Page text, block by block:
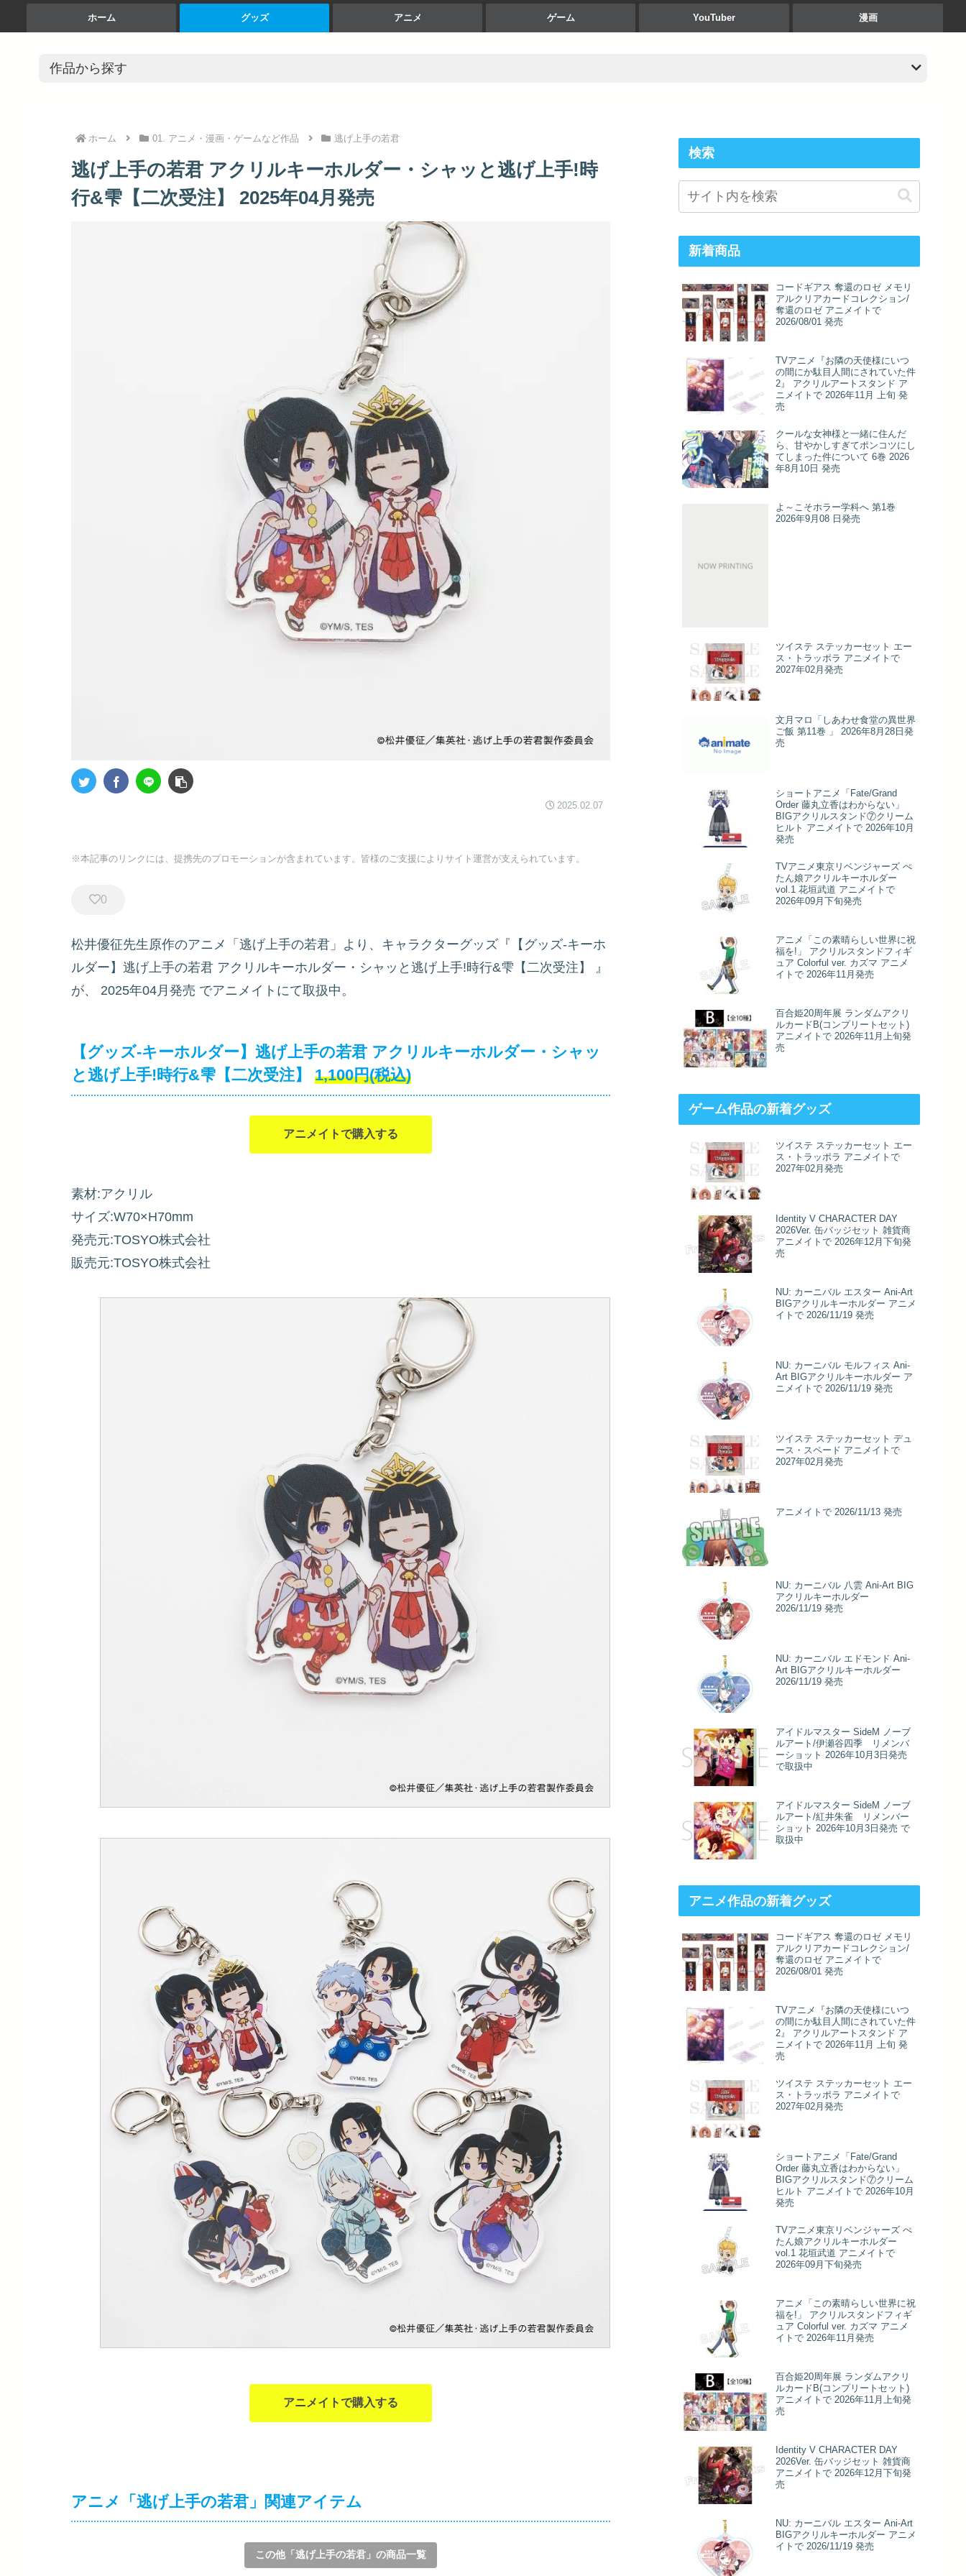
ホーム グッズ アニメ ゲーム YouTuber 漫画
ホーム 01. アニメ・漫画・ゲームなど作品 逃げ上手の若君
逃げ上手の若君 アクリルキーホルダー・シャッと逃げ上手!時
行&雫【二次受注】 2025年04月発売
2025.02.07
※本記事のリンクには、提携先のプロモーションが含まれています。皆様のご支援によりサイト運営が支えられています。
0
松井優征先生原作のアニメ「逃げ上手の若君」より、キャラクターグッズ『【グッズ-キーホ
ルダー】逃げ上手の若君 アクリルキーホルダー・シャッと逃げ上手!時行&雫【二次受注】
』
が、
2025年04月発売 でアニメイトにて取扱中。
【グッズ-キーホルダー】逃げ上手の若君 アクリルキーホルダー・シャッ
と逃げ上手!時行&雫【二次受注】
1,100円(税込)
アニメイトで購入する
素材:アクリル
サイズ:W70×H70mm
発売元:TOSYO株式会社
販売元:TOSYO株式会社
アニメイトで購入する
アニメ「逃げ上手の若君」関連アイテム
この他「逃げ上手の若君」の商品一覧
検索
新着商品
コードギアス 奪還のロゼ メモリ
アルクリアカードコレクション/
奪還のロゼ アニメイトで
2026/08/01 発売
TVアニメ『お隣の天使様にいつ
の間にか駄目人間にされていた件
2』 アクリルアートスタンド ア
ニメイトで 2026年11月 上旬 発
売
クールな女神様と一緒に住んだ
ら、甘やかしすぎてポンコツにし
てしまった件について 6巻 2026
年8月10日 発売
よ～こそホラー学科へ 第1巻
2026年9月08 日発売
ツイステ ステッカーセット エー
ス・トラッポラ アニメイトで
2027年02月発売
文月マロ「しあわせ食堂の異世界
ご飯 第11巻 」 2026年8月28日発
売
ショートアニメ「Fate/Grand
Order 藤丸立香はわからない」
BIGアクリルスタンド⑦クリーム
ヒルト アニメイトで 2026年10月
発売
TVアニメ東京リベンジャーズ ぺ
たん娘アクリルキーホルダー
vol.1 花垣武道 アニメイトで
2026年09月下旬発売
アニメ「この素晴らしい世界に祝
福を!」 アクリルスタンドフィギ
ュア Colorful ver. カズマ アニメ
イトで 2026年11月発売
百合姫20周年展 ランダムアクリ
ルカードB(コンプリートセット)
アニメイトで 2026年11月上旬発
売
ゲーム作品の新着グッズ
ツイステ ステッカーセット エー
ス・トラッポラ アニメイトで
2027年02月発売
Identity V CHARACTER DAY
2026Ver. 缶バッジセット 雑貨商
アニメイトで 2026年12月下旬発
売
NU: カーニバル エスター Ani-Art
BIGアクリルキーホルダー アニメ
イトで 2026/11/19 発売
NU: カーニバル モルフィス Ani-
Art BIGアクリルキーホルダー ア
ニメイトで 2026/11/19 発売
ツイステ ステッカーセット デュ
ース・スペード アニメイトで
2027年02月発売
アニメイトで 2026/11/13 発売
NU: カーニバル 八雲 Ani-Art BIG
アクリルキーホルダー
2026/11/19 発売
NU: カーニバル エドモンド Ani-
Art BIGアクリルキーホルダー
2026/11/19 発売
アイドルマスター SideM ノーブ
ルアート/伊瀬谷四季 リメンバ
ーショット 2026年10月3日発売
で取扱中
アイドルマスター SideM ノーブ
ルアート/紅井朱雀 リメンバー
ショット 2026年10月3日発売 で
取扱中
アニメ作品の新着グッズ
コードギアス 奪還のロゼ メモリ
アルクリアカードコレクション/
奪還のロゼ アニメイトで
2026/08/01 発売
TVアニメ『お隣の天使様にいつ
の間にか駄目人間にされていた件
2』 アクリルアートスタンド ア
ニメイトで 2026年11月 上旬 発
売
ツイステ ステッカーセット エー
ス・トラッポラ アニメイトで
2027年02月発売
ショートアニメ「Fate/Grand
Order 藤丸立香はわからない」
BIGアクリルスタンド⑦クリーム
ヒルト アニメイトで 2026年10月
発売
TVアニメ東京リベンジャーズ ぺ
たん娘アクリルキーホルダー
vol.1 花垣武道 アニメイトで
2026年09月下旬発売
アニメ「この素晴らしい世界に祝
福を!」 アクリルスタンドフィギ
ュア Colorful ver. カズマ アニメ
イトで 2026年11月発売
百合姫20周年展 ランダムアクリ
ルカードB(コンプリートセット)
アニメイトで 2026年11月上旬発
売
Identity V CHARACTER DAY
2026Ver. 缶バッジセット 雑貨商
アニメイトで 2026年12月下旬発
売
NU: カーニバル エスター Ani-Art
BIGアクリルキーホルダー アニメ
イトで 2026/11/19 発売